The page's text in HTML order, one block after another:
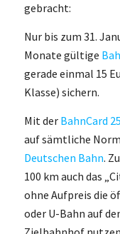
gebracht:
Nur bis zum 31.
Monate gültige
gerade einmal 15
Klasse) sichern.
Mit der BahnCard 25
auf sämtliche
Deutschen Bahn.
100 km auch das
ohne Aufpreis die
oder U-Bahn auf